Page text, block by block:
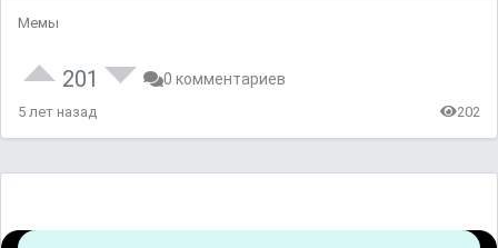
Мемы
201 0 комментариев
5 лет назад 202